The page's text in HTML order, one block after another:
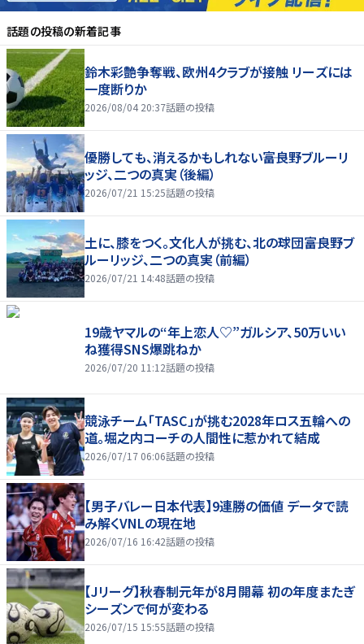
話題の投稿の新着記事
鈴木彩艶争奪戦、欧州4クラブが接触 リーズには
一度断りか
2026/08/04 20:37話題の投稿
優勝しても、消えるかもしれない――富良野ブルーリ
ッジ、二つの真実（後編）
2026/07/21 15:25話題の投稿
土に、膝をつく。文化人が挑む、北の球団――富良野ブ
ルーリッジ、二つの真実（前編）
2026/07/21 14:48話題の投稿
19歳ヤマルの“年上恋人♡”ガルシア、50万いい
ね獲得SNS爆跳ねか
2026/07/20 11:12話題の投稿
競泳チーム「TASC」が挑む2028年ロス五輪への
道。堀之内コーチの人間性に惹かれて結成
2026/07/17 06:06話題の投稿
【男子バレー日本代表】9連勝の価値 データで読
み解くVNLの現在地
2026/07/16 16:42話題の投稿
【Jリーグ】秋春制元年が8月開幕 初の年度またぎ
シーズンで何が変わる
2026/07/15 15:55話題の投稿